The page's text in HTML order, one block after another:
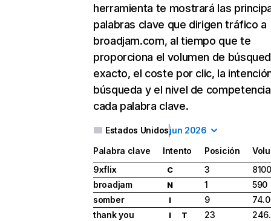
herramienta te mostrará las
palabras clave que dirigen tráfico a
broadjam.com, al tiempo que te
proporciona el volumen de
exacto, el coste por clic, la
búsqueda y el nivel de
cada palabra clave.
Estados Unidosjun 2026
Palabra clave Intento Posición
9xflix
C 3
8100
broadjam
N 1
590
somber
I 9
thank you
I T 23